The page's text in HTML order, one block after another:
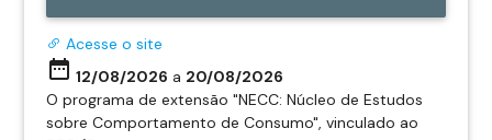
Acesse o site
date_range 12/08/2026 a 20/08/2026
O programa de extensão "NECC: Núcleo de Estudos
sobre Comportamento de Consumo", vinculado ao